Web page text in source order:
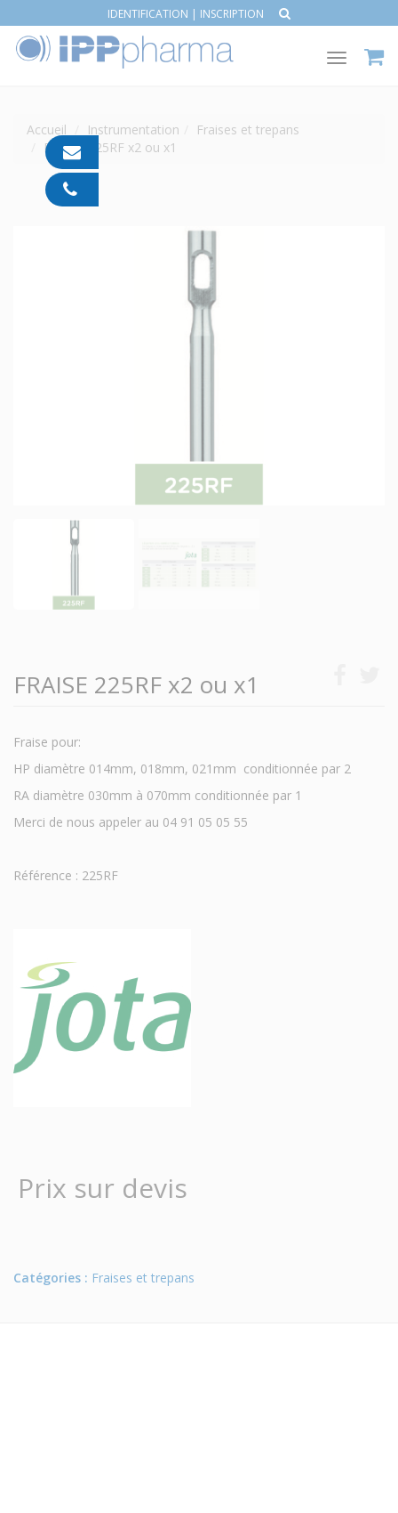
IDENTIFICATION | INSCRIPTION
Toggle
Accueil Instrumentation
Fraises et trepans
FRAISE 225RF x2 ou x1
FRAISE 225RF x2 ou x1
Fraise pour:
HP diamètre 014mm, 018mm, 021mm conditionnée par 2
RA diamètre 030mm à 070mm conditionnée par 1
Merci de nous appeler au 04 91 05 05 55
Référence : 225RF
Prix sur devis
Catégories : Fraises et trepans
contact@ipp-
pharma.com
91